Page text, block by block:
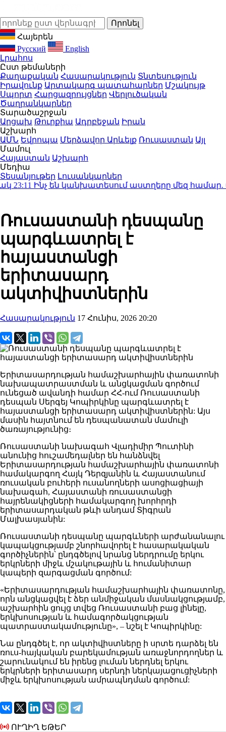
Հայերեն
Русский
English
Լրահոս
Ըստ թեմաների
Քաղաքական Հասարակություն Տնտեսություն
Իրավունք Արտակարգ պատահարներ Մշակույթ
Սպորտ Հարցազրույցներ Վերլուծական
Ծաղրանկարներ
Տարածաշրջան
Արցախ Թուրքիա Ադրբեջան Իրան
Աշխարհ
ԱՄՆ Եվրոպա Մերձավոր Արևելք Ռուսաստան Այլ
Մամուլ
Հայաստան Աշխարհ
Մեդիա
Տեսանյութեր Լուսանկարներ
Ինչ են կանխատեսում աստղերը մեզ համար.
Ռուսաստանի դեսպանը
պարգևատրել է
հայաստանցի
երիտասարդ
ակտիվիստներին
Հասարակություն 17 Հունիս, 2026 20:20
Երիտասարդության համաշխարհային փառատոնի
նախապատրաստման և անցկացման գործում
ունեցած ավանդի համար ՀՀ-ում Ռուսաստանի
դեսպան Սերգեյ Կոպիրկինը պարգևատրել է
հայաստանցի երիտասարդ ակտիվիստներին: Այս
մասին հայտնում են դեսպանատան մամուլի
ծառայությունից։
Ռուսաստանի նախագահ Վլադիմիր Պուտինի
անունից հուշամեդալներ են հանձնվել
Երիտասարդության համաշխարհային փառատոնի
համակարգող Հայկ Դերզյանին և Հայաստանում
ռուսական բուհերի ուսանողների ասոցիացիայի
նախագահ, Հայաստանի ռուսաստանցի
հայրենակիցների համակարգող խորհրդի
երիտասարդական թևի անդամ Տիգրան
Մալխասյանին:
Ռուսաստանի դեսպանը պարգևների արժանանալու
կապակցությամբ շնորհավորել է հասարակական
գործիչներին՝ ընդգծելով նրանց ներդրումը երկու
երկրների միջև մշակութային և հումանիտար
կապերի զարգացման գործում:
«Երիտասարդության համաշխարհային փառատոնը,
որն անցկացվել է ձեր անմիջական մասնակցությամբ,
աշխարհին ցույց տվեց Ռուսաստանի բաց լինելը,
երկխոսության և համագործակցության
պատրաստակամությունը», – նշել է Կոպիրկինը:
Նա ընդգծել է, որ ակտիվիստները ի սրտե դարձել են
ռուս-հայկական բարեկամության առաջնորդողներ և
շարունակում են իրենց լուման ներդնել երկու
երկրների երիտասարդ սերնդի ներկայացուցիչների
միջև երկխոսության ամրապնդման գործում:
ՈՒՂԻՂ ԵԹԵՐ